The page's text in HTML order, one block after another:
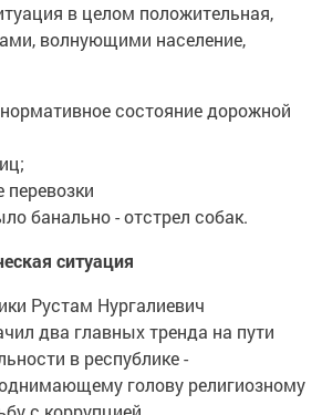
в целом положительная,
волнующими население,
состояние дорожной
банально - отстрел собак.
ситуация
Рустам Нургалиевич
два главных тренда на пути
в республике -
голову религиозному